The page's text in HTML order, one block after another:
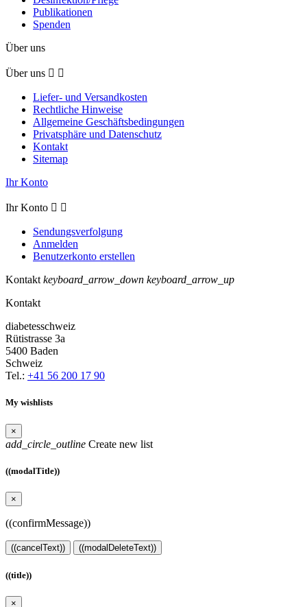
Publikationen
Spenden
Über uns
Über uns  
Liefer- und Versandkosten
Rechtliche Hinweise
Allgemeine Geschäftsbedingungen
Privatsphäre und Datenschutz
Kontakt
Sitemap
Ihr Konto
Ihr Konto  
Sendungsverfolgung
Anmelden
Benutzerkonto erstellen
Kontakt keyboard_arrow_down keyboard_arrow_up
Kontakt
diabetesschweiz
Rütistrasse 3a
5400 Baden
Schweiz
Tel.: +41 56 200 17 90
My wishlists
×
add_circle_outline Create new list
((modalTitle))
×
((confirmMessage))
((cancelText)) ((modalDeleteText))
((title))
×